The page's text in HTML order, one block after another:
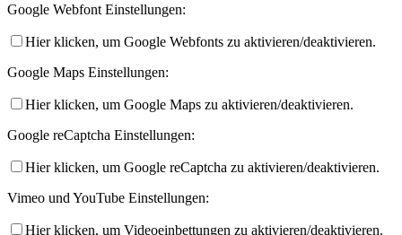
Google Webfont Einstellungen:
Hier klicken, um Google Webfonts zu aktivieren/deaktivieren.
Google Maps Einstellungen:
Hier klicken, um Google Maps zu aktivieren/deaktivieren.
Google reCaptcha Einstellungen:
Hier klicken, um Google reCaptcha zu aktivieren/deaktivieren.
Vimeo und YouTube Einstellungen:
Hier klicken, um Videoeinbettungen zu aktivieren/deaktivieren.